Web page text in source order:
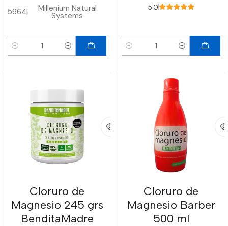
5964| Millenium Natural
Systems
Cantidad
5.0
Cantidad
Cloruro de
Magnesio 245 grs
BenditaMadre
Cloruro de
Magnesio Barber
500 ml